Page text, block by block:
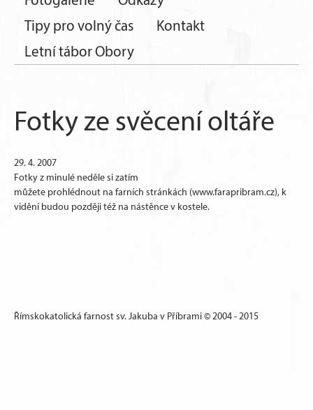
Tipy pro volný čas
Kontakt
Letní tábor Obory
Fotky ze svěcení oltáře
29. 4. 2007
Fotky z minulé neděle si zatím
můžete prohlédnout na farních stránkách (www.farapribram.cz), k
vidění budou později též na nástěnce v kostele.
Římskokatolická farnost sv. Jakuba v Příbrami © 2004 - 2015